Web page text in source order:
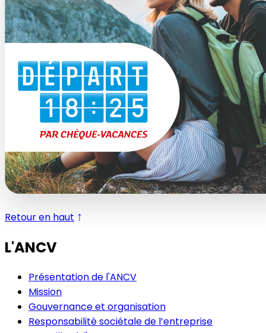
Retour en haut ↑
L'ANCV
Présentation de l'ANCV
Mission
Gouvernance et organisation
Responsabilité sociétale de l’entreprise